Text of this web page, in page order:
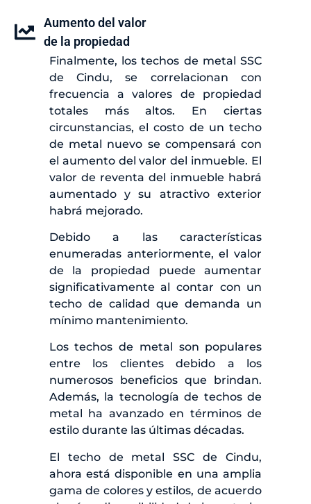
Aumento del valor
de la propiedad
Finalmente, los techos de metal SSC
de Cindu, se correlacionan con
frecuencia a valores de propiedad
totales más altos. En ciertas
circunstancias, el costo de un techo
de metal nuevo se compensará con
el aumento del valor del inmueble. El
valor de reventa del inmueble habrá
aumentado y su atractivo exterior
habrá mejorado.
Debido a las características
enumeradas anteriormente, el valor
de la propiedad puede aumentar
significativamente al contar con un
techo de calidad que demanda un
mínimo mantenimiento.
Los techos de metal son populares
entre los clientes debido a los
numerosos beneficios que brindan.
Además, la tecnología de techos de
metal ha avanzado en términos de
estilo durante las últimas décadas.
El techo de metal SSC de Cindu,
ahora está disponible en una amplia
gama de colores y estilos, de acuerdo